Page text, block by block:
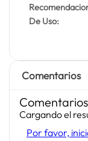
De Uso:
Comentarios
Comentarios
Cargando el
Por favor,